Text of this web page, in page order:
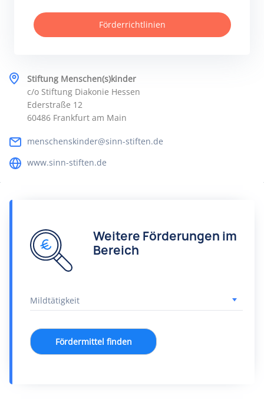
Stiftung Menschen(s)kinder
c/o Stiftung Diakonie Hessen
Ederstraße 12
60486 Frankfurt am Main
menschenskinder@sinn-stiften.de
www.sinn-stiften.de
Förderrichtlinien
Weitere Förderungen im
Bereich
Fördermittel finden